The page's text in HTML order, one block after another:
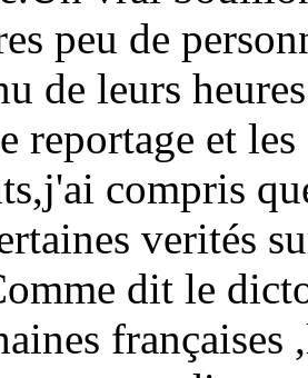
peu de
de leurs
reportage et
compris
verités
dit le